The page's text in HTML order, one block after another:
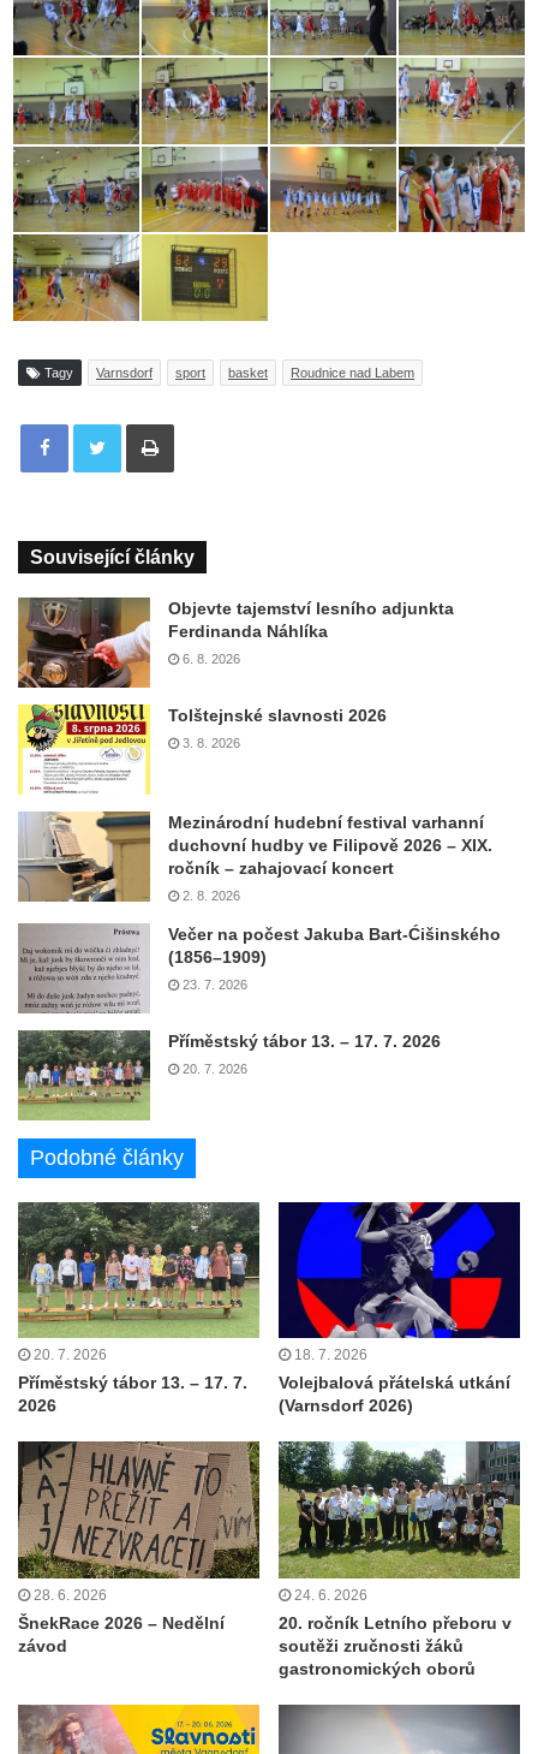
Tagy Varnsdorf sport basket Roudnice nad Labem
Tisknout
Související články
Objevte tajemství lesního adjunkta
Ferdinanda Náhlíka
6. 8. 2026
Tolštejnské slavnosti 2026
3. 8. 2026
Mezinárodní hudební festival varhanní
duchovní hudby ve Filipově 2026 – XIX.
ročník – zahajovací koncert
2. 8. 2026
Večer na počest Jakuba Bart-Ćišinského
(1856–1909)
23. 7. 2026
Příměstský tábor 13. – 17. 7. 2026
20. 7. 2026
Podobné články
20. 7. 2026
Příměstský tábor 13. – 17. 7.
2026
18. 7. 2026
Volejbalová přátelská utkání
(Varnsdorf 2026)
28. 6. 2026
ŠnekRace 2026 – Nedělní
závod
24. 6. 2026
20. ročník Letního přeboru v
soutěži zručnosti žáků
gastronomických oborů